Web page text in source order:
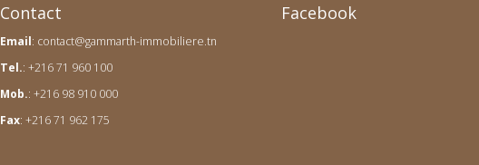
Contact
Email: contact@gammarth-immobiliere.tn
Tel.: +216 71 960 100
Mob.: +216 98 910 000
Fax: +216 71 962 175
Facebook